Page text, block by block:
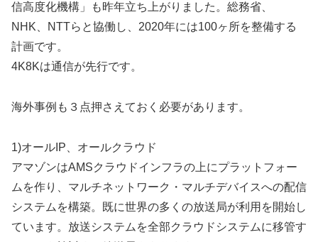
信高度化機構」も昨年立ち上がりました。総務省、
NHK、NTTらと協働し、2020年には100ヶ所を整備する
計画です。
4K8Kは通信が先行です。
海外事例も３点押さえておく必要があります。
1)オールIP、オールクラウド
アマゾンはAMSクラウドインフラの上にプラットフォー
ムを作り、マルチネットワーク・マルチデバイスへの配信
システムを構築。既に世界の多くの放送局が利用を開始し
ています。放送システムを全部クラウドシステムに移管す